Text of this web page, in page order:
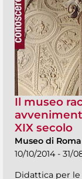
Il museo
XIX secolo
Museo di Roma
10/10/2014 - 31/
Didattica per le